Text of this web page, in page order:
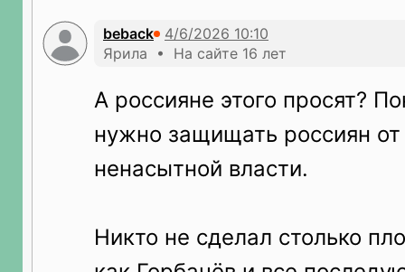
beback
Ярила • На сайте 16 лет
А россияне этого просят?
нужно защищать россиян
ненасытной власти.
Никто не сделал столько